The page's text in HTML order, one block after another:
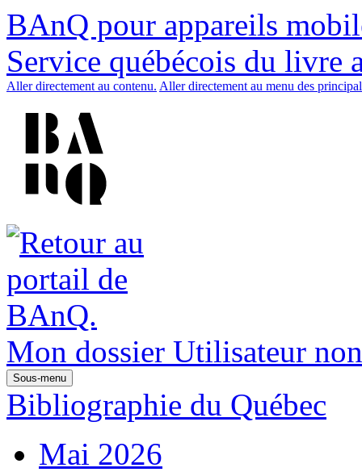
BAnQ pour appareils
Service québécois du livre
Aller directement au contenu. Aller directement au menu des
Mon dossier Utilisateur
Sous-menu
Bibliographie du Québec
Mai 2026